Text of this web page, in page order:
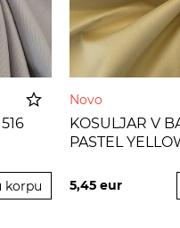
korpu
Novo
KOSULJAR V
PASTEL
5,45eur